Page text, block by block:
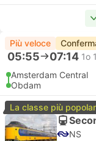
Più veloce
05:55 07:14 1o
Amsterdam Central
Obdam
La classe più
NS